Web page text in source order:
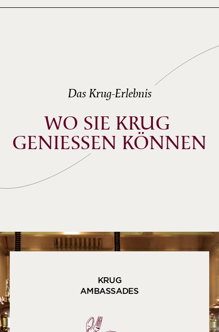
Das Krug-Erlebnis
WO SIE KRUG
GENIESSEN KÖNNEN
KRUG
AMBASSADES